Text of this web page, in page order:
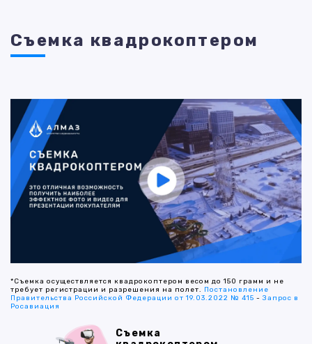
Съемка квадрокоптером
*Съемка осуществляется квадрокоптером весом до 150 грамм и не
требует регистрации и разрешения на полет. Постановление
Правительства Российской Федерации от 19.03.2022 № 415 -Запрос в
Росавиация
Съемка